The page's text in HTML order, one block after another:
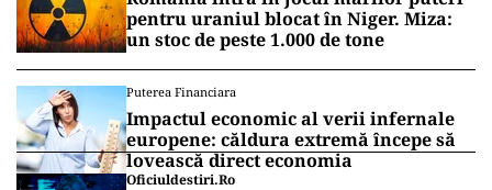
pentru uraniul blocat în Niger. Miza:
un stoc de peste 1.000 de tone
Puterea Financiara
Impactul economic al verii infernale
europene: căldura extremă începe să
lovească direct economia
Oficiuldestiri.ro